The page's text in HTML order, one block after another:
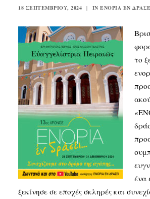
ΠΑΛΑΙΑ ΣΥΝΟΔΟΙΠΟΡΙΑ
ΕΠΙΚΟΙΝΩΝΙΑ
SEARCH
18 ΣΕΠΤΕΜΒΡΊΟΥ, 2024 | IN ΕΝΟΡΊΑ ΕΝ
το
ένα
ξεκίνησε σε εποχές σκληρές και